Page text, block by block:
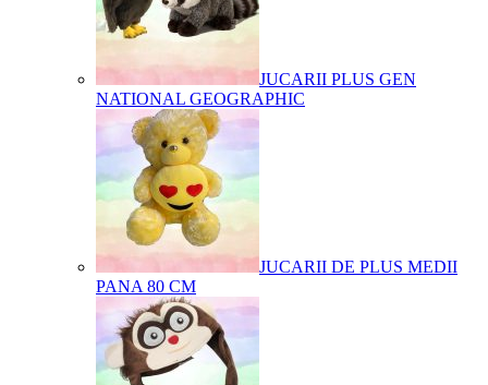
JUCARII PLUS GEN
NATIONAL GEOGRAPHIC
JUCARII DE PLUS MEDII
PANA 80 CM